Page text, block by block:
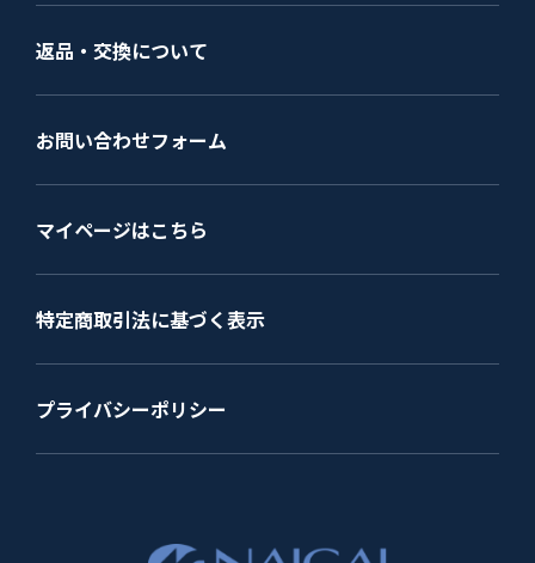
返品・交換について
お問い合わせフォーム
マイページはこちら
特定商取引法に基づく表示
プライバシーポリシー